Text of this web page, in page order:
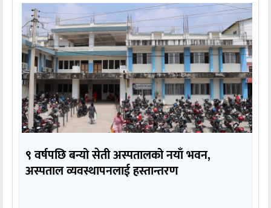
९ वर्षपछि बन्यो सेती अस्पतालको नयाँ भवन,
अस्पताल व्यवस्थापनलाई हस्तान्तरण